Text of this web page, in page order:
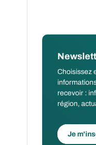
Choisissez
recevoir :
région,
Je